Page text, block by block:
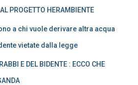
PROGETTO HERAMBIENTE
a chi vuole derivare altra acqua
vietate dalla legge
E DEL BIDENTE : ECCO CHE